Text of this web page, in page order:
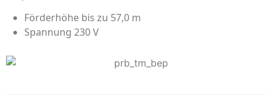
Förderhöhe bis zu 57,0 m
Spannung 230 V